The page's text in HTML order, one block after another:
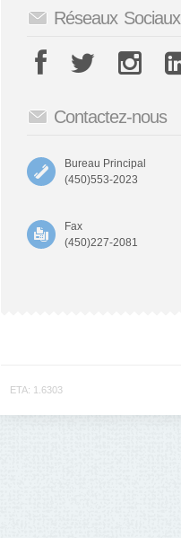
Réseaux Sociaux
Contactez-nous
Bureau Principal
(450)553-2023
Fax
(450)227-2081
ETA: 1.6303